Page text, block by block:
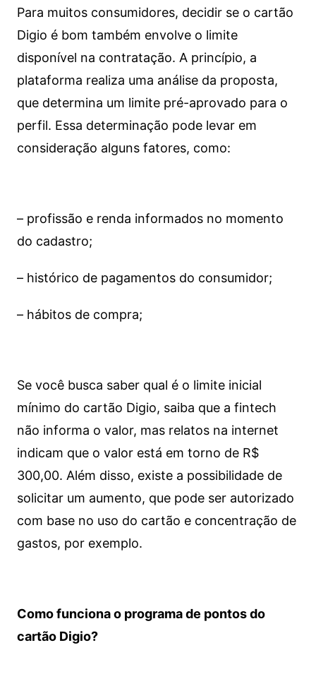
Para muitos consumidores, decidir se o cartão
Digio é bom também envolve o limite
disponível na contratação. A princípio, a
plataforma realiza uma análise da proposta,
que determina um limite pré-aprovado para o
perfil. Essa determinação pode levar em
consideração alguns fatores, como:
– profissão e renda informados no momento
do cadastro;
– histórico de pagamentos do consumidor;
– hábitos de compra;
Se você busca saber qual é o limite inicial
mínimo do cartão Digio, saiba que a fintech
não informa o valor, mas relatos na internet
indicam que o valor está em torno de R$
300,00. Além disso, existe a possibilidade de
solicitar um aumento, que pode ser autorizado
com base no uso do cartão e concentração de
gastos, por exemplo.
Como funciona o programa de pontos do
cartão Digio?